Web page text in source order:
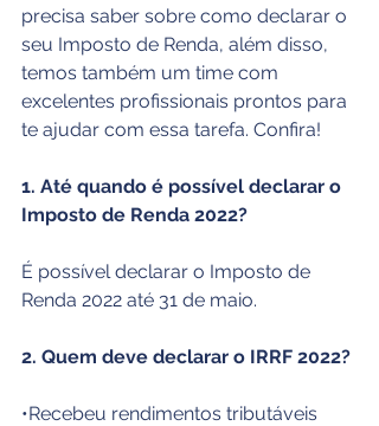
precisa saber sobre como declarar o
seu Imposto de Renda, além disso,
temos também um time com
excelentes profissionais prontos para
te ajudar com essa tarefa. Confira!
1. Até quando é possível declarar o
Imposto de Renda 2022?
É possível declarar o Imposto de
Renda 2022 até 31 de maio.
2. Quem deve declarar o IRRF 2022?
•Recebeu rendimentos tributáveis